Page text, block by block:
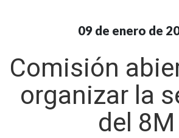
09 de enero de
Comisión
organizar la
del 8M